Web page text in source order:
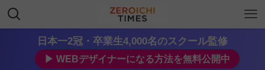
日本一2冠・卒業生4,000名のスクール監修
▶︎ WEBデザイナーになる方法を無料公開中